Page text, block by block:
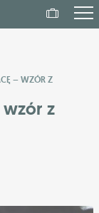
– WZÓR Z
z